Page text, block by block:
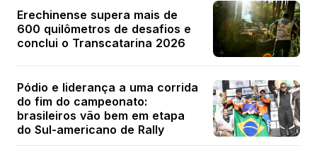
Erechinense supera mais de
600 quilômetros de desafios e
conclui o Transcatarina 2026
Pódio e liderança a uma corrida
do fim do campeonato:
brasileiros vão bem em etapa
do Sul-americano de Rally